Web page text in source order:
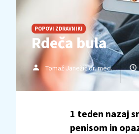
POPOVI ZDRAVNIKI
Rdeča bula
Tomaž Janežič dr. med.
1 teden nazaj
penisom in